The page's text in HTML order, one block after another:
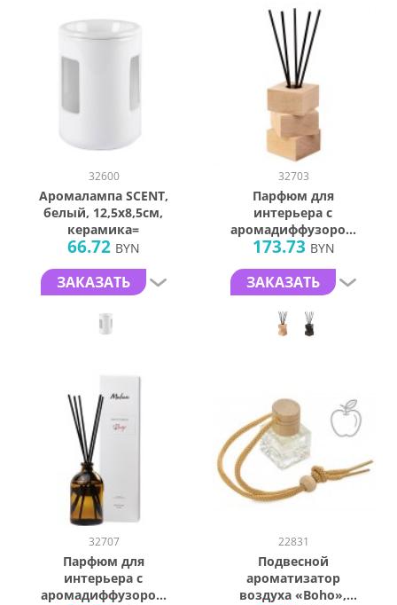
32600
Аромалампа SCENT,
белый, 12,5х8,5см,
керамика=
66.72 BYN
ЗАКАЗАТЬ
32703
Парфюм для
интерьера с
аромадиффузором
по мотивам
палочки в
комплекте (5шт),
дерево
173.73 BYN
ЗАКАЗАТЬ
32707
Парфюм для
интерьера с
аромадиффузором
22831
Подвесной
ароматизатор
воздуха «Boho»,